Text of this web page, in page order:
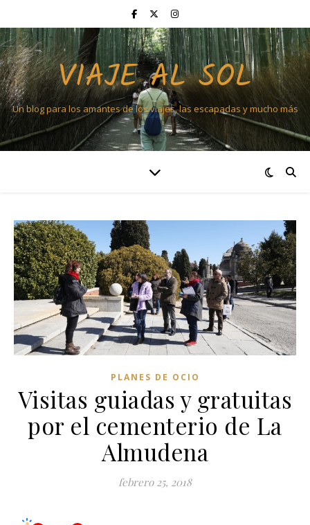
VIAJE AL SOL
Un blog para los amantes de los viajes, las escapadas y mucho más
PLANES DE OCIO
Visitas guiadas y gratuitas
por el cementerio de La
Almudena
febrero 25, 2018